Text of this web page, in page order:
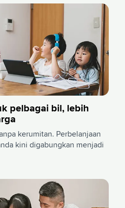
pelbagai bil, lebih
kerumitan. ​​Perbelanjaan
kini digabungkan menjadi